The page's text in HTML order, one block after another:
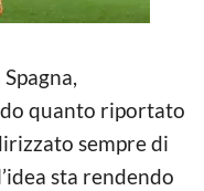
quanto riportato
sempre di
sta rendendo